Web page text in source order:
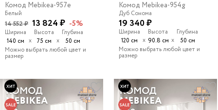
Комод Mebikea-957e
Белый
14 552 ₽ 13 824 ₽ -5%
Ширина
140 см х
Высота
75 см
х
Глубина
50 см
Можно выбрать любой цвет и
размер
Комод Mebikea-954g
Дуб Сонома
19 340 ₽
Ширина
120 см
х
Высота
90.8 см х
Глубина
50 см
Можно выбрать любой цвет и
размер